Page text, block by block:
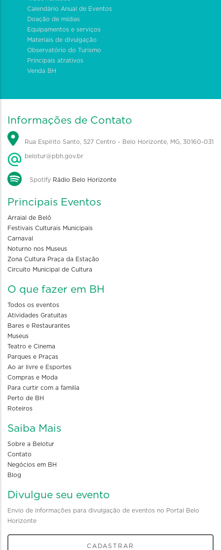
Calendário Anual de Eventos
Doação de mídias
Equipamentos e serviços
Materiais de divulgação
Observatório do Turismo
Principais atrativos
Venda BH
Informações de Contato
Rua Espírito Santo, 527 Centro - Belo Horizonte, MG, 30160-031
belotur@pbh.gov.br
Spotify Rádio Belo Horizonte
Principais Eventos
Arraial de Belô
Festivais Culturais Municipais
Carnaval
Noturno nos Museus
Zona Cultura Praça da Estação
Circuito Municipal de Cultura
O que fazer em BH
Todos os eventos
Atividades Gratuitas
Bares e Restaurantes
Museus
Teatro e Cinema
Parques e Praças
Ao ar livre e Esportes
Compras e Moda
Para curtir com a familia
Perto de BH
Roteiros
Saiba Mais
Sobre a Belotur
Contato
Negócios em BH
Blog
Divulgue seu evento
Envio de informações para divulgação de eventos no Portal Belo
Horizonte
CADASTRAR